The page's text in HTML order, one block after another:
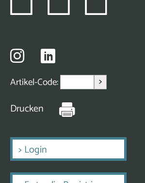
Artikel-Code: >
Drucken
> Login